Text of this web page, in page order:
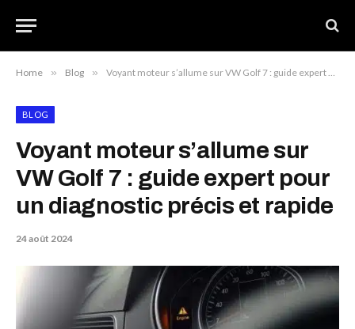
Home » Blog » Voyant moteur s’allume sur VW Golf 7 : guide expert pour un diagnostic précis et rapide
BLOG
Voyant moteur s’allume sur
VW Golf 7 : guide expert pour
un diagnostic précis et rapide
24 août 2024